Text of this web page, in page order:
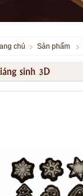
chủ Sản phẩm